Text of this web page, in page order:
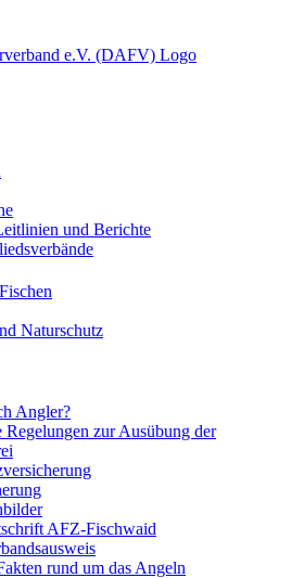
und Berichte
Naturschutz
Angler?
Regelungen zur Ausübung der
AFZ-Fischwaid
rund um das Angeln